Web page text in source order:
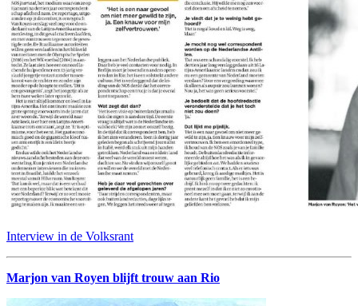
Interview in de Volksrant
Marjon van Royen blijft trouw aan Rio